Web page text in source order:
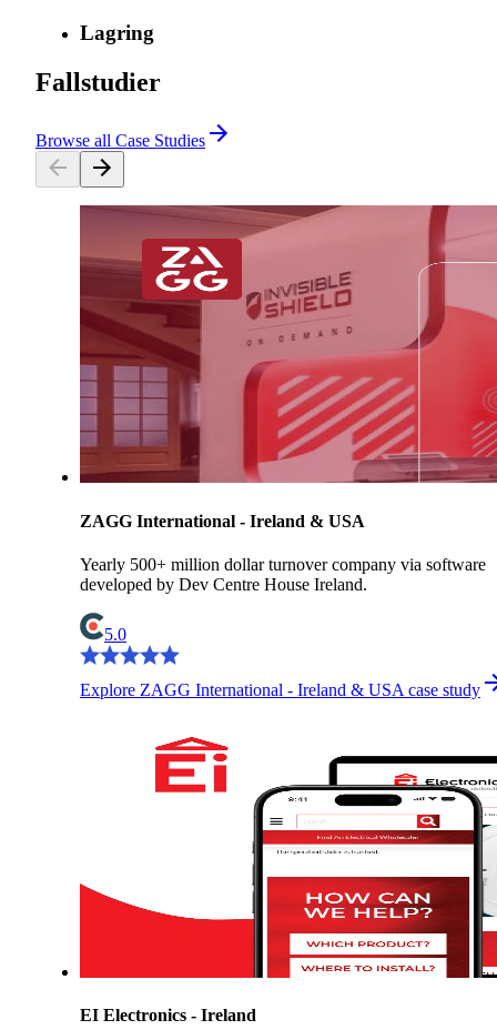
Lagring
Fallstudier
Browse all Case Studies
ZAGG International - Ireland & USA
Yearly 500+ million dollar turnover company via software
developed by Dev Centre House Ireland.
5.0
Explore ZAGG International - Ireland & USA case study
EI Electronics - Ireland